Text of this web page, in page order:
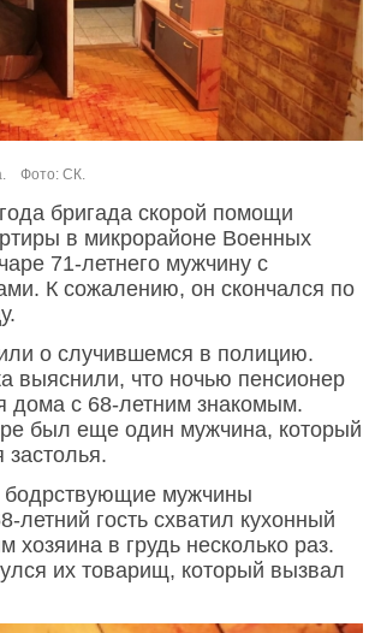
Фото: СК.
бригада скорой помощи
в микрорайоне Военных
71-летнего мужчину с
К сожалению, он скончался по
о случившемся в полицию.
выяснили, что ночью пенсионер
дома с 68-летним знакомым.
был еще один мужчина, который
застолья.
мужчины
летний гость схватил кухонный
хозяина в грудь несколько раз.
их товарищ, который вызвал